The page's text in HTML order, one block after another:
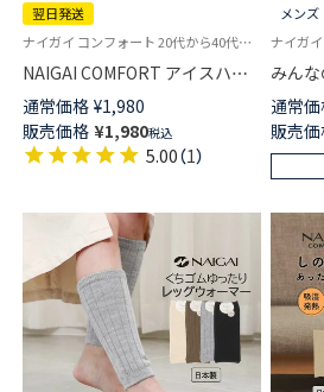
翌日発送
ナイガイ コンフォート 20代から40代の働く女性へ野外での紫外線対策に！冷感に優れた素材を使用したアームカバー 雑貨小物
NAIGAI COMFORT アイスハウ
ス接触冷感 アームカバー ロン
グ丈 48cm 無地 ひんやり UVカ
ット【365日最短翌日発送】
03072521
通常価格 ¥1,980
販売価格 ¥1,980税込
5.00（1）
メンズ
みんな
い レ
ニレッ
んわり
日本
通常
販売